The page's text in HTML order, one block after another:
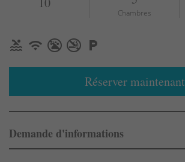
Balcon
Salon privé
Convient aux enfants
Convient aux enfants en bas âge
Fer à repasser
Linge de maison
Serviettes
Chambres
Réserver maintenant
Demande d'informations